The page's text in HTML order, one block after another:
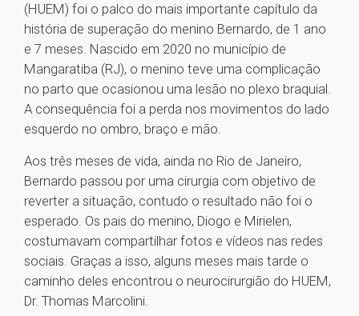
(HUEM) foi o palco do mais importante capítulo da
história de superação do menino Bernardo, de 1 ano
e 7 meses. Nascido em 2020 no município de
Mangaratiba (RJ), o menino teve uma complicação
no parto que ocasionou uma lesão no plexo braquial.
A consequência foi a perda nos movimentos do lado
esquerdo no ombro, braço e mão.
Aos três meses de vida, ainda no Rio de Janeiro,
Bernardo passou por uma cirurgia com objetivo de
reverter a situação, contudo o resultado não foi o
esperado. Os pais do menino, Diogo e Mirielen,
costumavam compartilhar fotos e vídeos nas redes
sociais. Graças a isso, alguns meses mais tarde o
caminho deles encontrou o neurocirurgião do HUEM,
Dr. Thomas Marcolini.